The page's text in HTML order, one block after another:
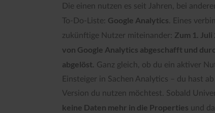
Die einen nutzen es seit Jahren, bei
To-Do-Liste: Google Analytics . Eines
zukünftige Nutzer miteinander: Zum 1.
von Google Analytics abgeschafft und
abgelöst. Ganz gleich, ob du ein aktiver
Einsteiger in Sachen Analytics – du hast
Version du nutzen möchtest. Sobald
keine Daten mehr in die Properties und